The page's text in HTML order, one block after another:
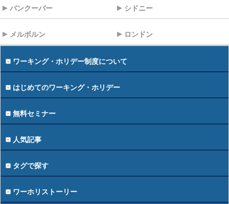
バンクーバー シドニー
メルボルン ロンドン
ワーキング・ホリデー制度について
はじめてのワーキング・ホリデー
無料セミナー
人気記事
タグで探す
ワーホリストーリー